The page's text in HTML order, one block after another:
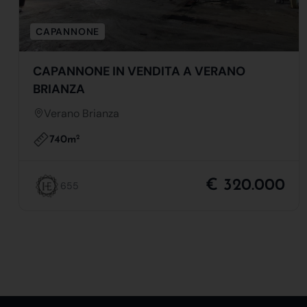
CAPANNONE
CAPANNONE IN VENDITA A VERANO
BRIANZA
Verano Brianza
740m2
655 € 320.000